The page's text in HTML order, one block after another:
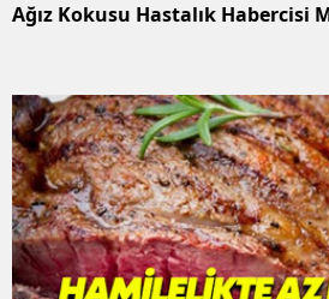
Ağız Kokusu Hastalık Habercisi